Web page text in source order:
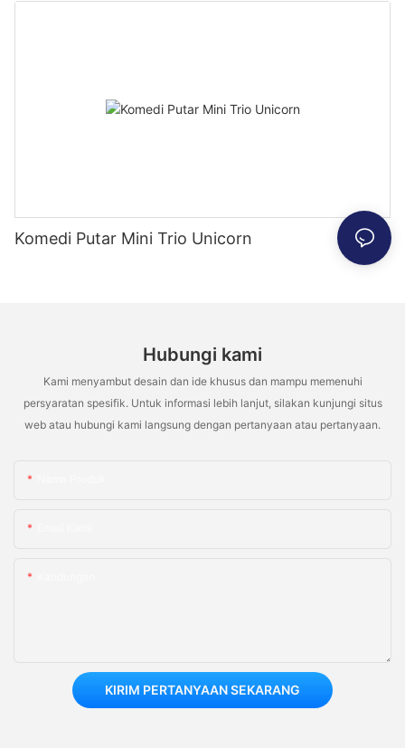
Komedi Putar Mini Trio Unicorn
Hubungi kami
Kami menyambut desain dan ide khusus dan mampu memenuhi
persyaratan spesifik. Untuk informasi lebih lanjut, silakan kunjungi situs
web atau hubungi kami langsung dengan pertanyaan atau pertanyaan.
KIRIM PERTANYAAN SEKARANG